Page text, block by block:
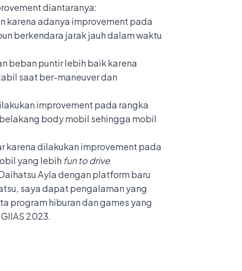
diantaranya:
karena adanya improvement pada
berkendara jarak jauh dalam waktu
beban puntir lebih baik karena
saat ber-maneuver dan
improvement pada rangka
body mobil sehingga mobil
karena dilakukan improvement pada
yang lebih fun to drive
Ayla dengan platform baru
saya dapat pengalaman yang
program hiburan dan games yang
2023.